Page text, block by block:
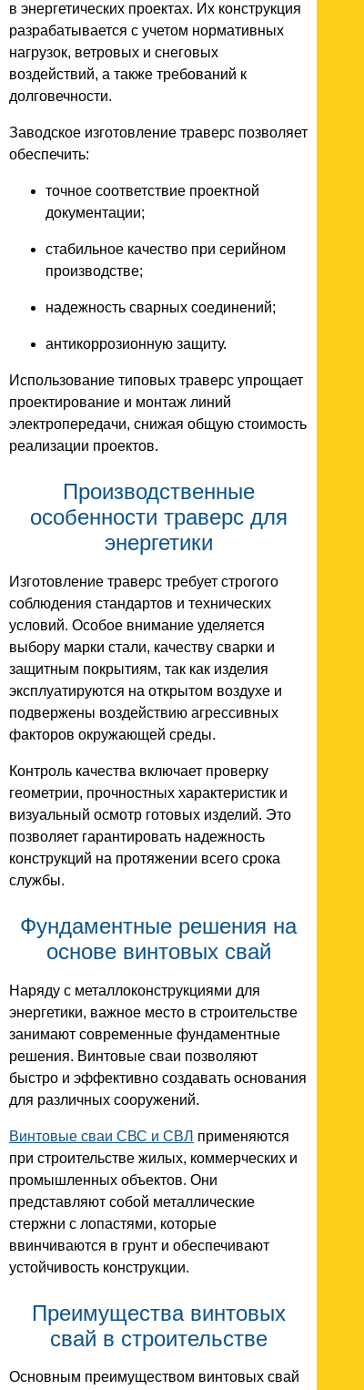
в энергетических проектах. Их конструкция
разрабатывается с учетом нормативных
нагрузок, ветровых и снеговых
воздействий, а также требований к
долговечности.
Заводское изготовление траверс позволяет
обеспечить:
точное соответствие проектной
документации;
стабильное качество при серийном
производстве;
надежность сварных соединений;
антикоррозионную защиту.
Использование типовых траверс упрощает
проектирование и монтаж линий
электропередачи, снижая общую стоимость
реализации проектов.
Производственные
особенности траверс для
энергетики
Изготовление траверс требует строгого
соблюдения стандартов и технических
условий. Особое внимание уделяется
выбору марки стали, качеству сварки и
защитным покрытиям, так как изделия
эксплуатируются на открытом воздухе и
подвержены воздействию агрессивных
факторов окружающей среды.
Контроль качества включает проверку
геометрии, прочностных характеристик и
визуальный осмотр готовых изделий. Это
позволяет гарантировать надежность
конструкций на протяжении всего срока
службы.
Фундаментные решения на
основе винтовых свай
Наряду с металлоконструкциями для
энергетики, важное место в строительстве
занимают современные фундаментные
решения. Винтовые сваи позволяют
быстро и эффективно создавать основания
для различных сооружений.
Винтовые сваи СВС и СВЛ применяются
при строительстве жилых, коммерческих и
промышленных объектов. Они
представляют собой металлические
стержни с лопастями, которые
ввинчиваются в грунт и обеспечивают
устойчивость конструкции.
Преимущества винтовых
свай в строительстве
Основным преимуществом винтовых свай